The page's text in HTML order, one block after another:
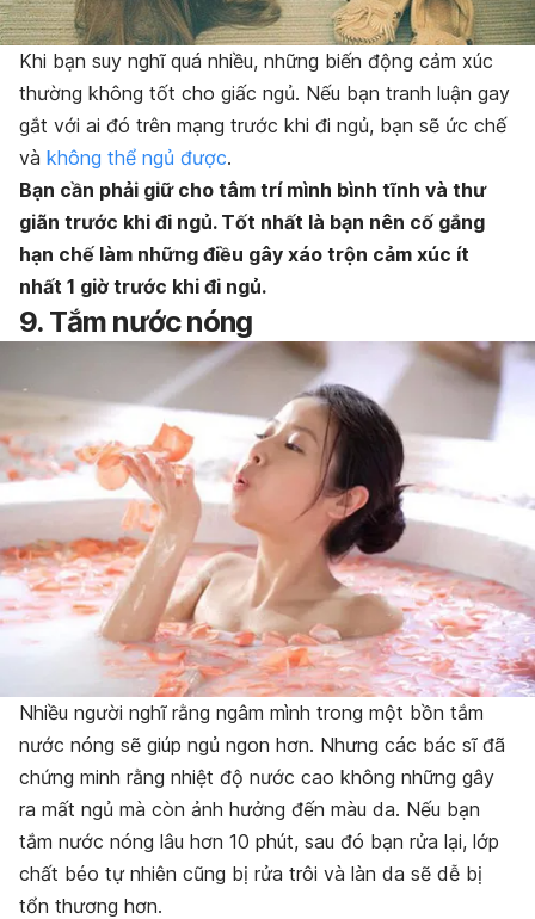
Khi bạn suy nghĩ quá nhiều, những biến động cảm xúc
thường không tốt cho giấc ngủ. Nếu bạn tranh luận gay
gắt với ai đó trên mạng trước khi đi ngủ, bạn sẽ ức chế
và không thể ngủ được.
Bạn cần phải giữ cho tâm trí mình bình tĩnh và thư
giãn trước khi đi ngủ. Tốt nhất là bạn nên cố gắng
hạn chế làm những điều gây xáo trộn cảm xúc ít
nhất 1 giờ trước khi đi ngủ.
9. Tắm nước nóng
Nhiều người nghĩ rằng ngâm mình trong một bồn tắm
nước nóng sẽ giúp ngủ ngon hơn. Nhưng các bác sĩ đã
chứng minh rằng nhiệt độ nước cao không những gây
ra mất ngủ mà còn ảnh hưởng đến màu da. Nếu bạn
tắm nước nóng lâu hơn 10 phút, sau đó bạn rửa lại, lớp
chất béo tự nhiên cũng bị rửa trôi và làn da sẽ dễ bị
tổn thương hơn.